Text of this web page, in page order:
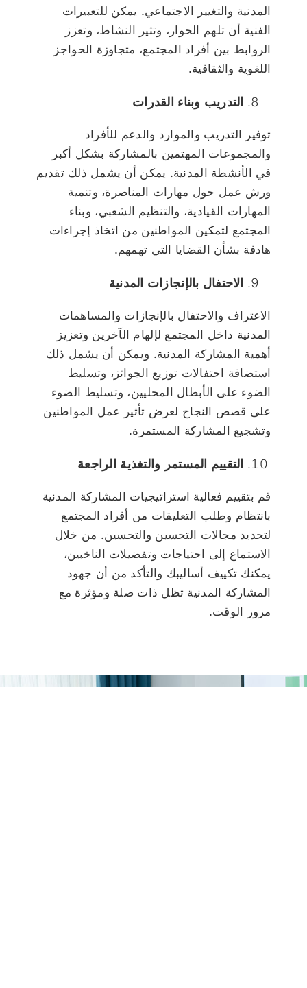
المدنية والتغيير الاجتماعي. يمكن للتعبيرات
الفنية أن تلهم الحوار، وتثير النشاط، وتعزز
الروابط بين أفراد المجتمع، متجاوزة الحواجز
اللغوية والثقافية.
التدريب وبناء القدرات
توفير التدريب والموارد والدعم للأفراد
والمجموعات المهتمين بالمشاركة بشكل أكبر
في الأنشطة المدنية. يمكن أن يشمل ذلك تقديم
ورش عمل حول مهارات المناصرة، وتنمية
المهارات القيادية، والتنظيم الشعبي، وبناء
المجتمع لتمكين المواطنين من اتخاذ إجراءات
هادفة بشأن القضايا التي تهمهم.
الاحتفال بالإنجازات المدنية
الاعتراف والاحتفال بالإنجازات والمساهمات
المدنية داخل المجتمع لإلهام الآخرين وتعزيز
أهمية المشاركة المدنية. ويمكن أن يشمل ذلك
استضافة احتفالات توزيع الجوائز، وتسليط
الضوء على الأبطال المحليين، وتسليط الضوء
على قصص النجاح لعرض تأثير عمل المواطنين
وتشجيع المشاركة المستمرة.
التقييم المستمر والتغذية الراجعة
قم بتقييم فعالية استراتيجيات المشاركة المدنية
بانتظام وطلب التعليقات من أفراد المجتمع
لتحديد مجالات التحسين والتحسين. من خلال
الاستماع إلى احتياجات وتفضيلات الناخبين،
يمكنك تكييف أساليبك والتأكد من أن جهود
المشاركة المدنية تظل ذات صلة ومؤثرة مع
مرور الوقت.